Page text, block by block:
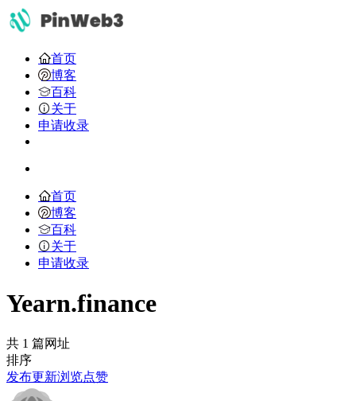
首页
博客
百科
关于
申请收录
首页
博客
百科
关于
申请收录
Yearn.finance
共 1 篇网址
排序
发布更新浏览点赞